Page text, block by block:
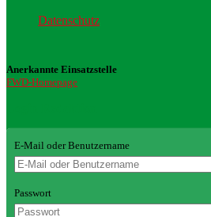
Datenschutz
Anerkannte Einsatzstelle
FWD-Homepage
E-Mail oder Benutzername
Passwort